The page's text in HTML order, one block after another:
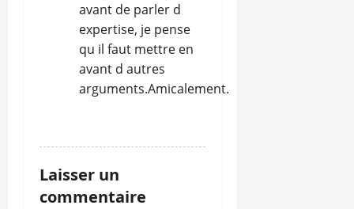
avant de parler d
expertise, je pense
qu il faut mettre en
avant d autres
arguments.Amicalement.
Laisser un
commentaire